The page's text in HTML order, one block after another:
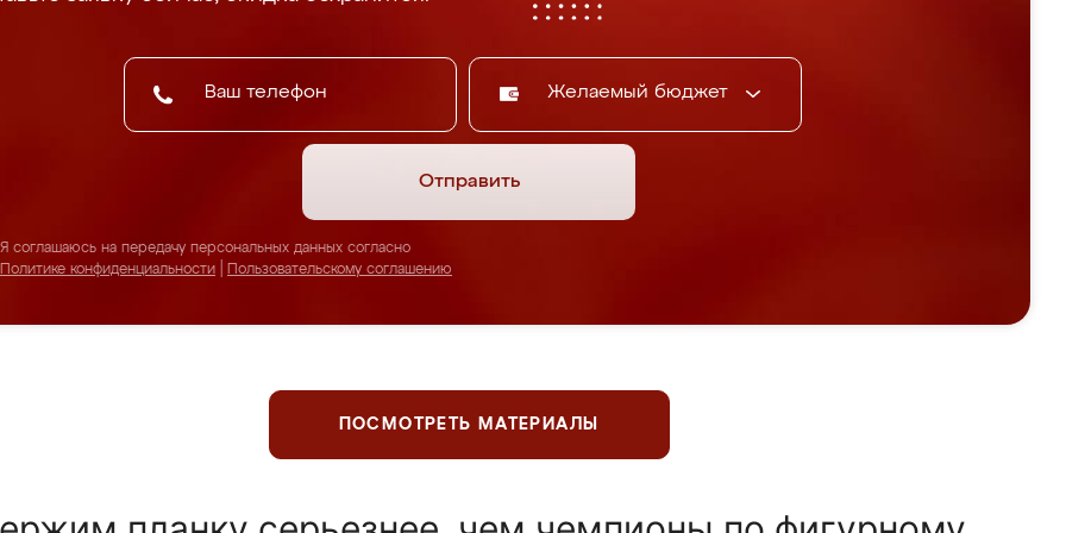
Желаемый бюджет
Отправить
Я соглашаюсь на передачу персональных данных согласно
Политике конфиденциальности
Пользовательскому соглашению
ПОСМОТРЕТЬ МАТЕРИАЛЫ